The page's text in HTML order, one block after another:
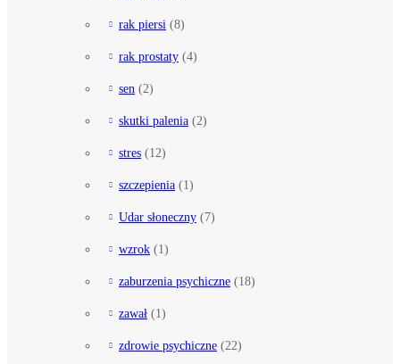
rak piersi (8)
rak prostaty (4)
sen (2)
skutki palenia (2)
stres (12)
szczepienia (1)
Udar słoneczny (7)
wzrok (1)
zaburzenia psychiczne (18)
zawał (1)
zdrowie psychiczne (22)